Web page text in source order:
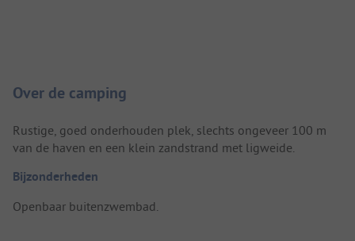
Over de camping
Rustige, goed onderhouden plek, slechts ongeveer 100 m
van de haven en een klein zandstrand met ligweide.
Bijzonderheden
Openbaar buitenzwembad.